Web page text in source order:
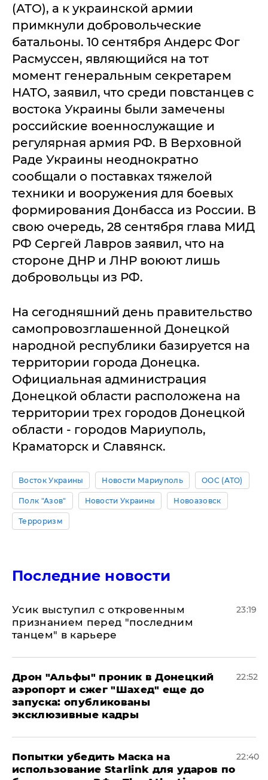
(АТО), а к украинской армии
примкнули добровольческие
батальоны. 10 сентября Андерс Фог
Расмуссен, являющийся на тот
момент генеральным секретарем
НАТО, заявил, что среди повстанцев с
востока Украины были замечены
российские военнослужащие и
регулярная армия РФ. В Верховной
Раде Украины неоднократно
сообщали о поставках тяжелой
техники и вооружения для боевых
формирования Донбасса из России. В
свою очередь, 28 сентября глава МИД
РФ Сергей Лавров заявил, что на
стороне ДНР и ЛНР воюют лишь
добровольцы из РФ.
На сегодняшний день правительство
самопровозглашенной Донецкой
народной республики базируется на
территории города Донецка.
Официальная администрация
Донецкой области расположена на
территории трех городов Донецкой
области - городов Мариуполь,
Краматорск и Славянск.
Восток Украины Новости Мариуполь ООС (АТО)
Полк "Азов" Новости Украины Новоазовск
Терроризм
Последние новости
Усик выступил с откровенным
признанием перед "последним
танцем" в карьере
23:19
Дрон "Альфы" проник в Донецкий
аэропорт и сжег "Шахед" еще до
запуска: опубликованы
эксклюзивные кадры
22:52
Попытки убедить Маска на
использование Starlink для ударов по
22:40